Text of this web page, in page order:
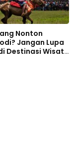
Nonton
Jangan Lupa
Destinasi Wisata